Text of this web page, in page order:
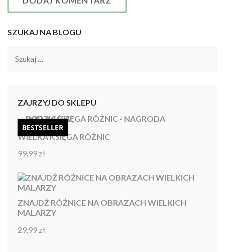
SZUKAJ NA BLOGU
Szukaj:
ZAJRZYJ DO SKLEPU
BESTSELLER
WIELKA KSIĘGA RÓŻNIC
Oceniono
99,99 zł
ZNAJDŹ RÓŻNICE NA OBRAZACH WIELKICH
MALARZY
Oceniono
29,99 zł